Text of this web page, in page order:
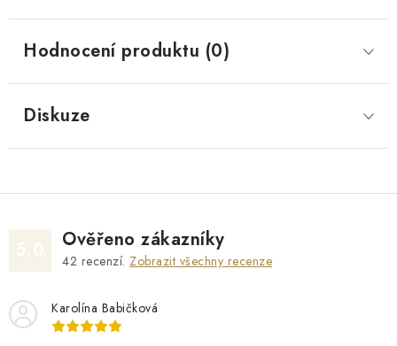
Hodnocení produktu (0)
Diskuze
Ověřeno zákazníky
42 recenzí. Zobrazit všechny recenze
Karolína Babičková